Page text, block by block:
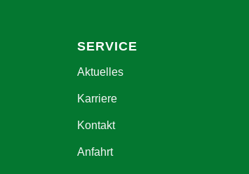
SERVICE
Aktuelles
Karriere
Kontakt
Anfahrt